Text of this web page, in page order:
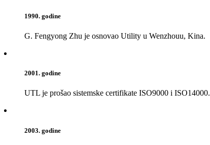
1990. godine
G. Fengyong Zhu je osnovao Utility u Wenzhouu, Kina.
2001. godine
UTL je prošao sistemske certifikate ISO9000 i ISO14000.
2003. godine